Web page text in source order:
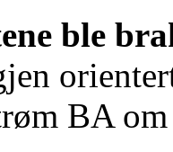
ble
BA om